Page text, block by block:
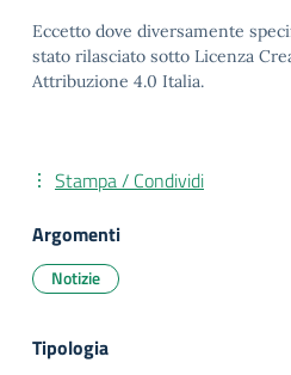
Eccetto dove diversamente
stato rilasciato sotto Licenza
Attribuzione 4.0 Italia.
Stampa / Condividi
Argomenti
Notizie
Tipologia